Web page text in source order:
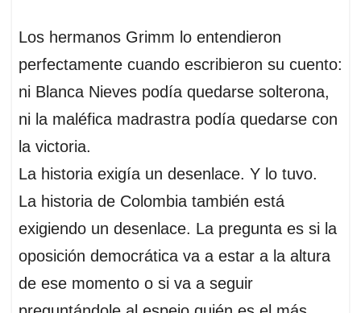
Los hermanos Grimm lo entendieron
perfectamente cuando escribieron su cuento:
ni Blanca Nieves podía quedarse solterona,
ni la maléfica madrastra podía quedarse con
la victoria.
La historia exigía un desenlace. Y lo tuvo.
La historia de Colombia también está
exigiendo un desenlace. La pregunta es si la
oposición democrática va a estar a la altura
de ese momento o si va a seguir